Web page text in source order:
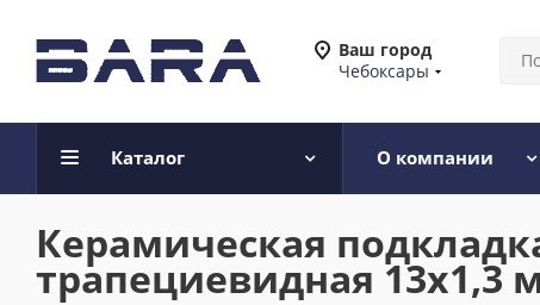
Ваш город
Чебоксары
Каталог О компании
Керамическая
трапециевидная 13х1,3